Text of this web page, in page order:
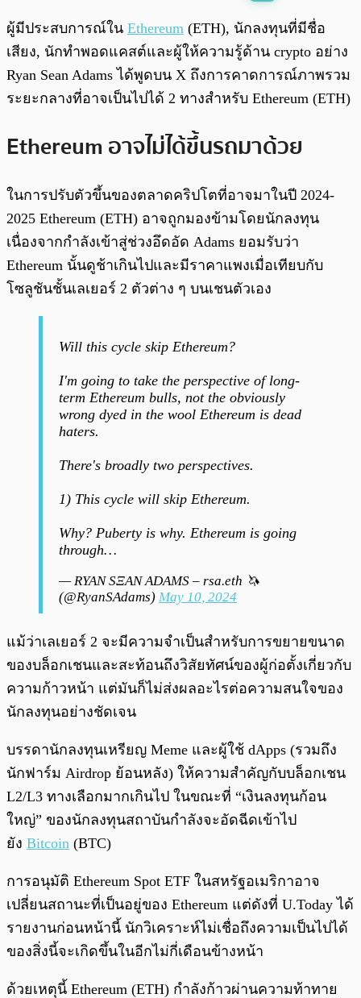
0:00/0:00
ผู้มีประสบการณ์ใน Ethereum (ETH), นักลงทุนที่มีชื่อ
เสียง, นักทำพอดแคสต์และผู้ให้ความรู้ด้าน crypto อย่าง
Ryan Sean Adams ได้พูดบน X ถึงการคาดการณ์ภาพรวม
ระยะกลางที่อาจเป็นไปได้ 2 ทางสำหรับ Ethereum (ETH)
Ethereum อาจไม่ได้ขึ้นรถมาด้วย
ในการปรับตัวขึ้นของตลาดคริปโตที่อาจมาในปี 2024-
2025 Ethereum (ETH) อาจถูกมองข้ามโดยนักลงทุน
เนื่องจากกำลังเข้าสู่ช่วงอึดอัด Adams ยอมรับว่า
Ethereum นั้นดูช้าเกินไปและมีราคาแพงเมื่อเทียบกับ
โซลูชันชั้นเลเยอร์ 2 ตัวต่าง ๆ บนเชนตัวเอง
Will this cycle skip Ethereum?
I'm going to take the perspective of long-
term Ethereum bulls, not the obviously
wrong dyed in the wool Ethereum is dead
haters.
There's broadly two perspectives.
1) This cycle will skip Ethereum.
Why? Puberty is why. Ethereum is going
through…
— RYAN SΞAN ADAMS – rsa.eth 🦄
(@RyanSAdams) May 10, 2024
แม้ว่าเลเยอร์ 2 จะมีความจำเป็นสำหรับการขยายขนาด
ของบล็อกเชนและสะท้อนถึงวิสัยทัศน์ของผู้ก่อตั้งเกี่ยวกับ
ความก้าวหน้า แต่มันก็ไม่ส่งผลอะไรต่อความสนใจของ
นักลงทุนอย่างชัดเจน
บรรดานักลงทุนเหรียญ Meme และผู้ใช้ dApps (รวมถึง
นักฟาร์ม Airdrop ย้อนหลัง) ให้ความสำคัญกับบล็อกเชน
L2/L3 ทางเลือกมากเกินไป ในขณะที่ “เงินลงทุนก้อน
ใหญ่” ของนักลงทุนสถาบันกำลังจะอัดฉีดเข้าไป
ยัง Bitcoin (BTC)
การอนุมัติ Ethereum Spot ETF ในสหรัฐอเมริกาอาจ
เปลี่ยนสถานะที่เป็นอยู่ของ Ethereum แต่ดังที่ U.Today ได้
รายงานก่อนหน้านี้ นักวิเคราะห์ไม่เชื่อถึงความเป็นไปได้
ของสิ่งนี้จะเกิดขึ้นในอีกไม่กี่เดือนข้างหน้า
ด้วยเหตุนี้ Ethereum (ETH) กำลังก้าวผ่านความท้าทาย